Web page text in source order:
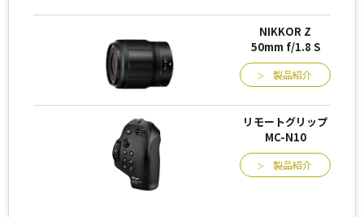
NIKKOR Z
50mm f/1.8 S
製品紹介
リモートグリップ
MC-N10
製品紹介